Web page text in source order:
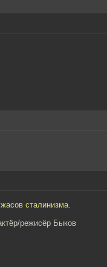
сталинизма.
режисёр Быков